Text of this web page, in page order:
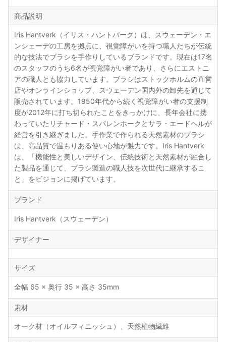
商品説明
Iris Hantverk（イリス・ハントバーク）は、スウェーデン・エ
ンシェーデの工房を拠点に、視覚障がいを持つ職人たちが伝統
的な技法でブラシを手作りしているブランドです。現在は17名
のスタッフのうち6名が視覚障がい者であり、さらにエストニ
アの職人とも協力しています。ブラシはストックホルムの直営
店やオンラインショップ、スウェーデン国内外の卸先を通じて
販売されています。1950年代から続く視覚障がい者の支援制
度が2012年に打ち切られたことをきっかけに、長年会社に携
わっていたリチャード・スパレンホークとサラ・エードヘルが
経営を引き継ぎました。手作業で作られる天然素材のブラシ
は、高品質で温もりある使い心地が魅力です。Iris Hantverk
は、「機能性と美しいデザイン、伝統技術と天然素材が融合し
た製品を通じて、ブラシ製造の職人技を次世代に継承するこ
と」をビジョンに掲げています。
ブランド
Iris Hantverk（スウェーデン）
デザイナー
サイズ
全幅 65 × 奥行 35 × 高さ 35mm
素材
オーク材（オイルフィニッシュ）、天然植物繊維